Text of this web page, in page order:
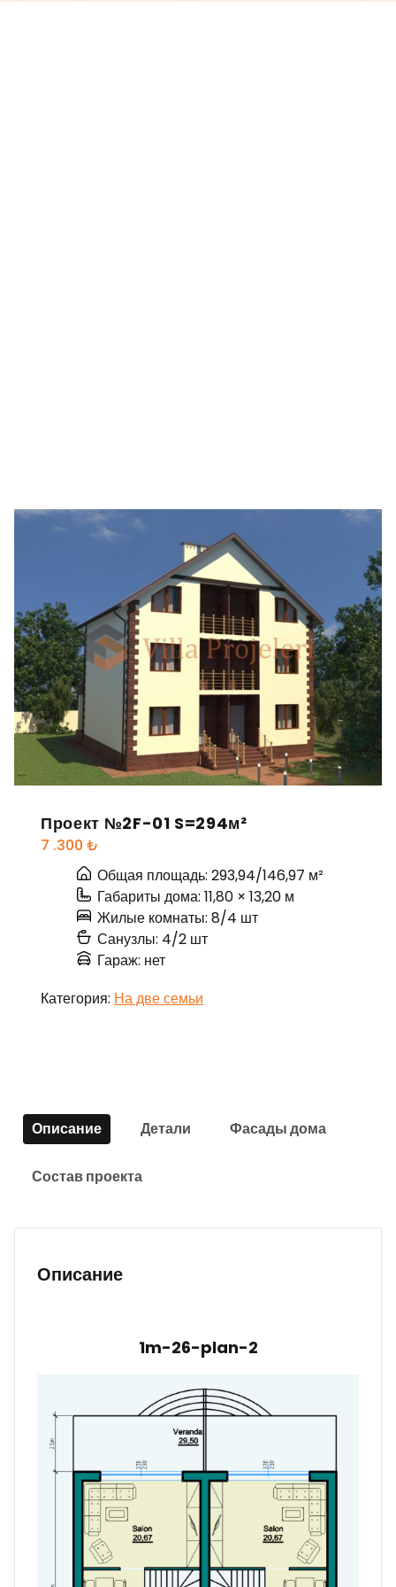
Проект №2F-01 S=294м²
7 .300 ₺
Общая площадь: 293,94/146,97 м²
Габариты дома: 11,80 × 13,20 м
Жилые комнаты: 8/4 шт
Санузлы: 4/2 шт
Гараж: нет
Категория: На две семьи
Описание Детали Фасады дома
Состав проекта
Описание
1m-26-plan-2